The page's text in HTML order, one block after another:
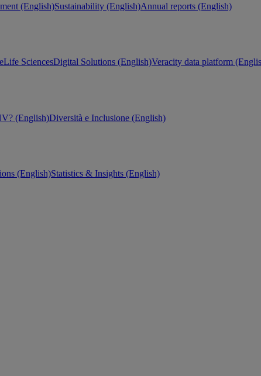
(English)Sustainability (English)Annual reports (English)
Life SciencesDigital Solutions (English)Veracity data platform
(English)Diversità e Inclusione (English)
(English)Statistics & Insights (English)